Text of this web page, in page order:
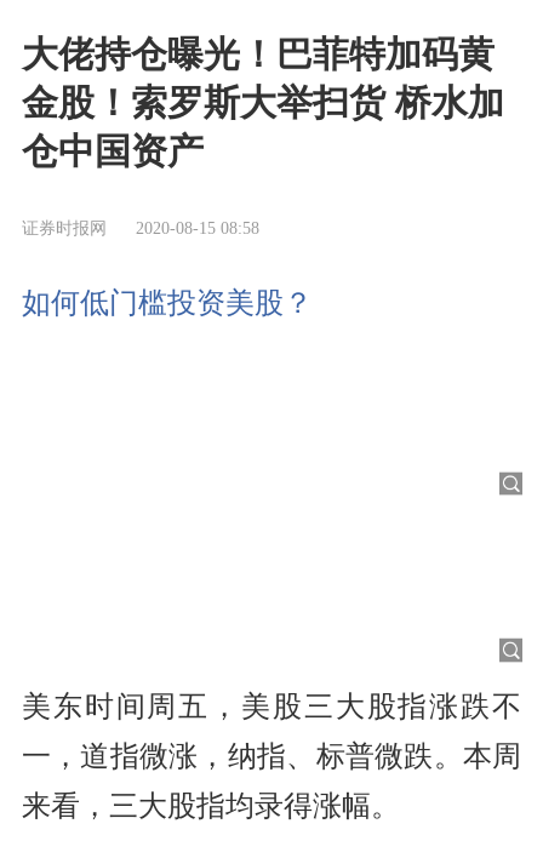
大佬持仓曝光！巴菲特加码黄
金股！索罗斯大举扫货 桥水加
仓中国资产
证券时报网 2020-08-15 08:58
如何低门槛投资美股？
美东时间周五，美股三大股指涨跌不
一，道指微涨，纳指、标普微跌。本周
来看，三大股指均录得涨幅。